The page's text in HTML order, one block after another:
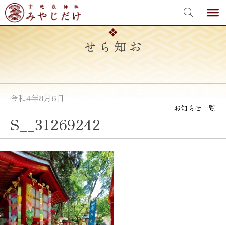
Skip
to
content
お知らせ
令和4年8月6日
お知らせ一覧
S__31269242